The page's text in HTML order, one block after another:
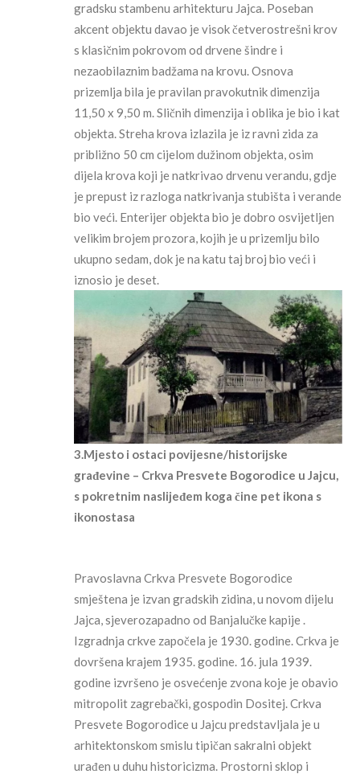
gradsku stambenu arhitekturu Jajca. Poseban
akcent objektu davao je visok četverostrešni krov
s klasičnim pokrovom od drvene šindre i
nezaobilaznim badžama na krovu. Osnova
prizemlja bila je pravilan pravokutnik dimenzija
11,50 x 9,50 m. Sličnih dimenzija i oblika je bio i kat
objekta. Streha krova izlazila je iz ravni zida za
približno 50 cm cijelom dužinom objekta, osim
dijela krova koji je natkrivao drvenu verandu, gdje
je prepust iz razloga natkrivanja stubišta i verande
bio veći. Enterijer objekta bio je dobro osvijetljen
velikim brojem prozora, kojih je u prizemlju bilo
ukupno sedam, dok je na katu taj broj bio veći i
iznosio je deset.
3.Mjesto i ostaci povijesne/historijske
građevine – Crkva Presvete Bogorodice u Jajcu,
s pokretnim naslijeđem koga čine pet ikona s
ikonostasa
Pravoslavna Crkva Presvete Bogorodice
smještena je izvan gradskih zidina, u novom dijelu
Jajca, sjeverozapadno od Banjalučke kapije .
Izgradnja crkve započela je 1930. godine. Crkva je
dovršena krajem 1935. godine. 16. jula 1939.
godine izvršeno je osvećenje zvona koje je obavio
mitropolit zagrebački, gospodin Dositej. Crkva
Presvete Bogorodice u Jajcu predstavljala je u
arhitektonskom smislu tipičan sakralni objekt
urađen u duhu historicizma. Prostorni sklop i